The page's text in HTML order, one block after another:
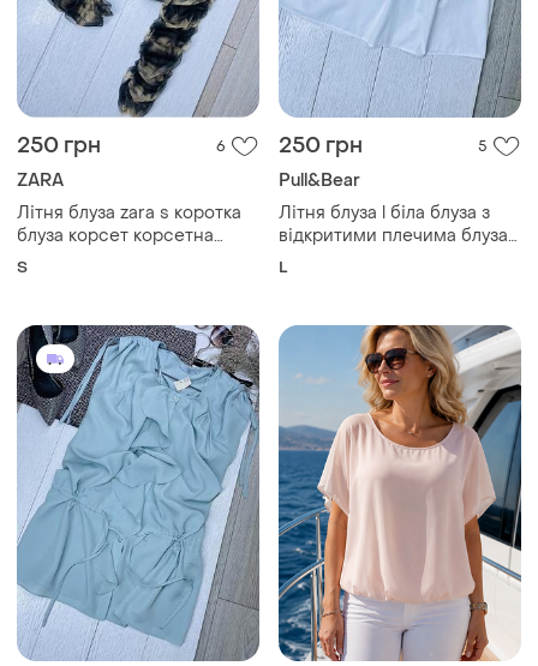
250 грн 6
ZARA
Літня блуза zara s коротка
блуза корсет корсетна
блуза фатинова блуза зара
S
250 грн 5
Pull&Bear
Літня блуза l біла блуза з
відкритими плечима блуза з
пишним воланом хрустка
L